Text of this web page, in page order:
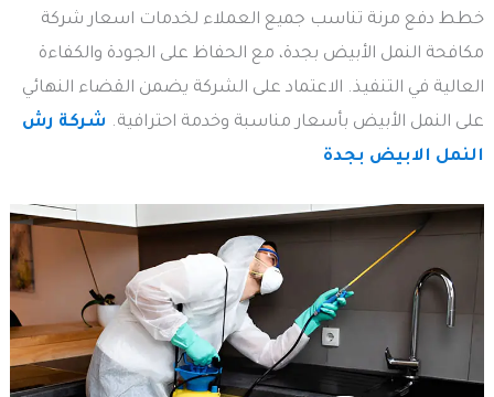
خطط دفع مرنة تناسب جميع العملاء لخدمات اسعار شركة
مكافحة النمل الأبيض بجدة، مع الحفاظ على الجودة والكفاءة
العالية في التنفيذ. الاعتماد على الشركة يضمن القضاء النهائي
على النمل الأبيض بأسعار مناسبة وخدمة احترافية. شركة رش
النمل الابيض بجدة